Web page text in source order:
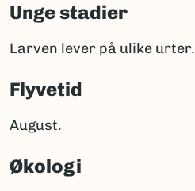
Unge stadier
Larven lever på ulike urter.
Flyvetid
August.
Økologi